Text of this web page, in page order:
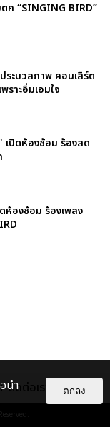
ก “SINGING BIRD”
ระมวลภาพ คอนเสิร์ต
ราะอิ่มเอมใจ
ปิดห้องซ้อม ร้องสด
ห้องซ้อม ร้องเพลง
ติดต่อเรา
นำ
ตกลง